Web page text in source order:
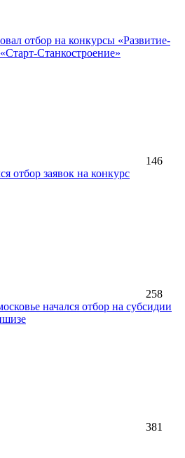
отбор на конкурсы «Развитие-
Станкостроение»
146
отбор заявок на конкурс
258
начался отбор на субсидии
381